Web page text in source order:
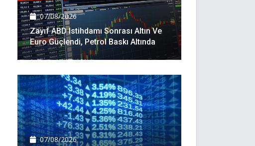
07/08/2026
Zayıf ABD Istihdamı Sonrası Altın Ve
Euro Güçlendi, Petrol Baskı Altında
07/08/2026